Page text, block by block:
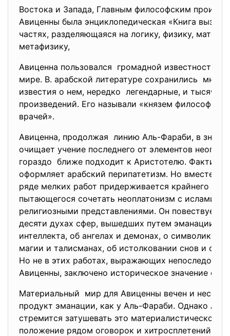
Востока и Запада, Главным философским
Авиценны была энциклопедическая «Книга
частях, разделяющаяся на логику, физику,
метафизику,
Авиценна пользовался громадной известностью
мире. В. арабской литературе сохранились
известия о нем, нередко легендарные, и тысячи
произведений. Его называли «князем философов»
врачей».
Авиценна, продолжая линию Аль-Фараби, в
очищает учение последнего от элементов
гораздо ближе подходит к Аристотелю.
оформляет арабский перипатетизм. Но вместе с
ряде мелких работ придерживается крайнего
пытающегося сочетать неоплатонизм с
религиозными представлениями. Он повествует в
десяти духах сфер, вышедших путем эманации из
интеллекта, об ангелах и демонах, о символике
магии и талисманах, об истолковании снов и о
Но не в этих работах, выражающих
Авиценны, заключено историческое значение его
Материальный мир для Авиценны вечен и
продукт эманации, как у Аль-Фараби. Однако
стремится затушевать это материалистическое и
положение рядом оговорок и хитросплетений. Он